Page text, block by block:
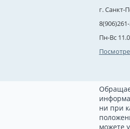
г. Санкт-
Пн-Вс
ни при
можете